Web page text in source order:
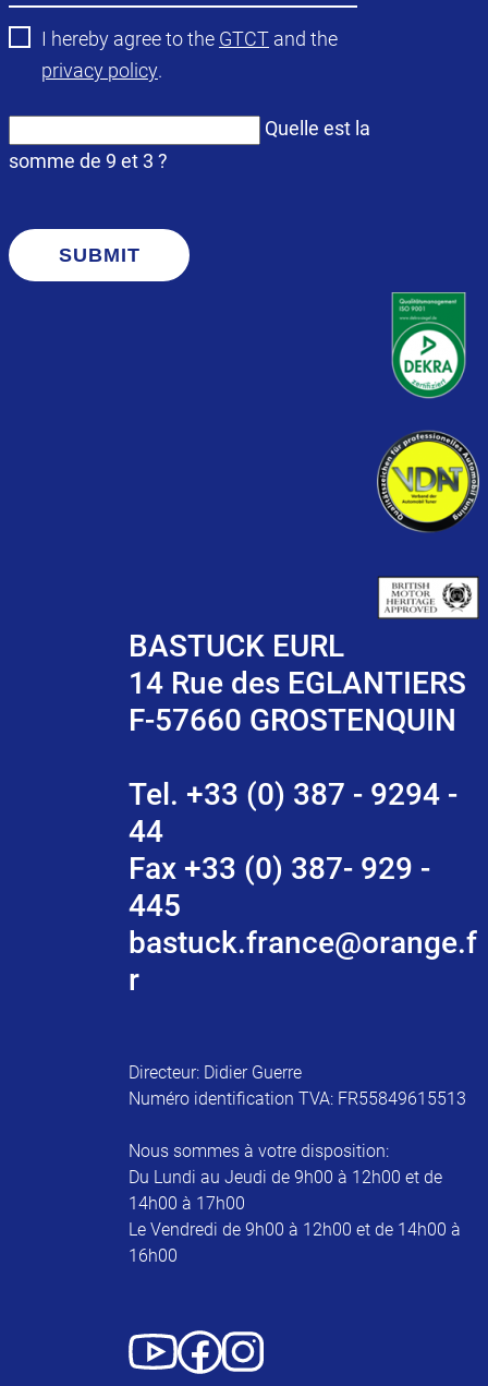
I hereby agree to the GTCT and the
privacy policy.
Quelle est la
somme de 9 et 3 ?
SUBMIT
BASTUCK EURL
14 Rue des EGLANTIERS
F-57660 GROSTENQUIN
Tel. +33 (0) 387 - 9294 -
44
Fax +33 (0) 387- 929 -
445
bastuck.france@orange.f
r
Directeur: Didier Guerre
Numéro identification TVA: FR55849615513
Nous sommes à votre disposition:
Du Lundi au Jeudi de 9h00 à 12h00 et de
14h00 à 17h00
Le Vendredi de 9h00 à 12h00 et de 14h00 à
16h00